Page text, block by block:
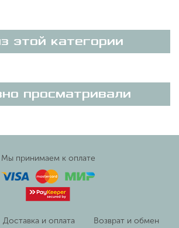
этой категории
просматривали
Мы принимаем к оплате
Доставка и оплата Возврат и обмен